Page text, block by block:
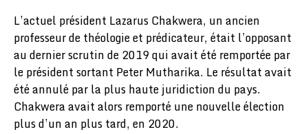
L’actuel président Lazarus Chakwera, un ancien
professeur de théologie et prédicateur, était l’opposant
au dernier scrutin de 2019 qui avait été remportée par
le président sortant Peter Mutharika. Le résultat avait
été annulé par la plus haute juridiction du pays.
Chakwera avait alors remporté une nouvelle élection
plus d’un an plus tard, en 2020.